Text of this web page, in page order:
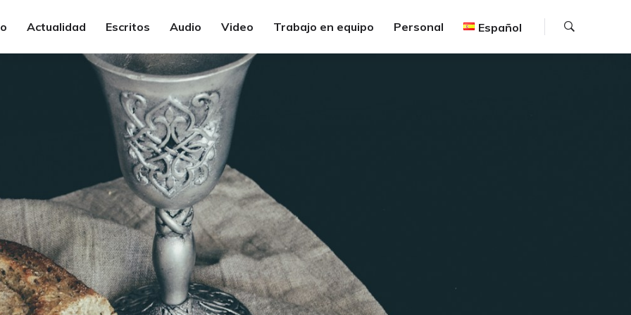
Actualidad Escritos Audio Video Trabajo en equipo Personal Español